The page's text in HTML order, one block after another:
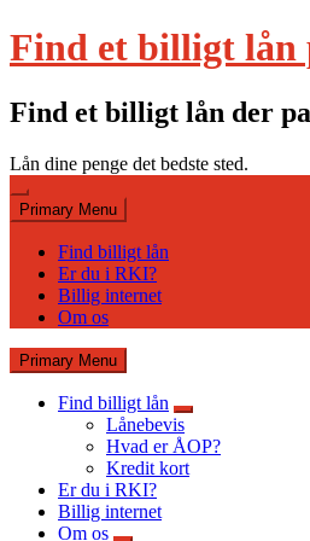
Skip
to
Find et billigt lån
Find et billigt lån der
Lån dine penge det bedste sted.
Primary Menu
Find billigt lån
Er du i RKI?
Billig internet
Om os
Primary Menu
Find billigt lån
Lånebevis
Hvad er ÅOP?
Kredit kort
Er du i RKI?
Billig internet
Om os